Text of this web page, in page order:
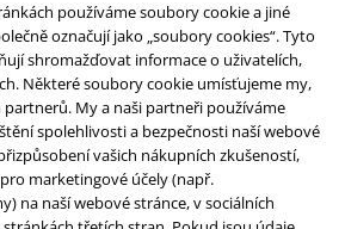
používáme soubory cookie a jiné
označují jako „soubory cookies“. Tyto
shromažďovat informace o uživatelích,
Některé soubory cookie umísťujeme my,
partnerů. My a naši partneři používáme
spolehlivosti a bezpečnosti naší webové
vašich nákupních zkušeností,
marketingové účely (např.
na naší webové stránce, v sociálních